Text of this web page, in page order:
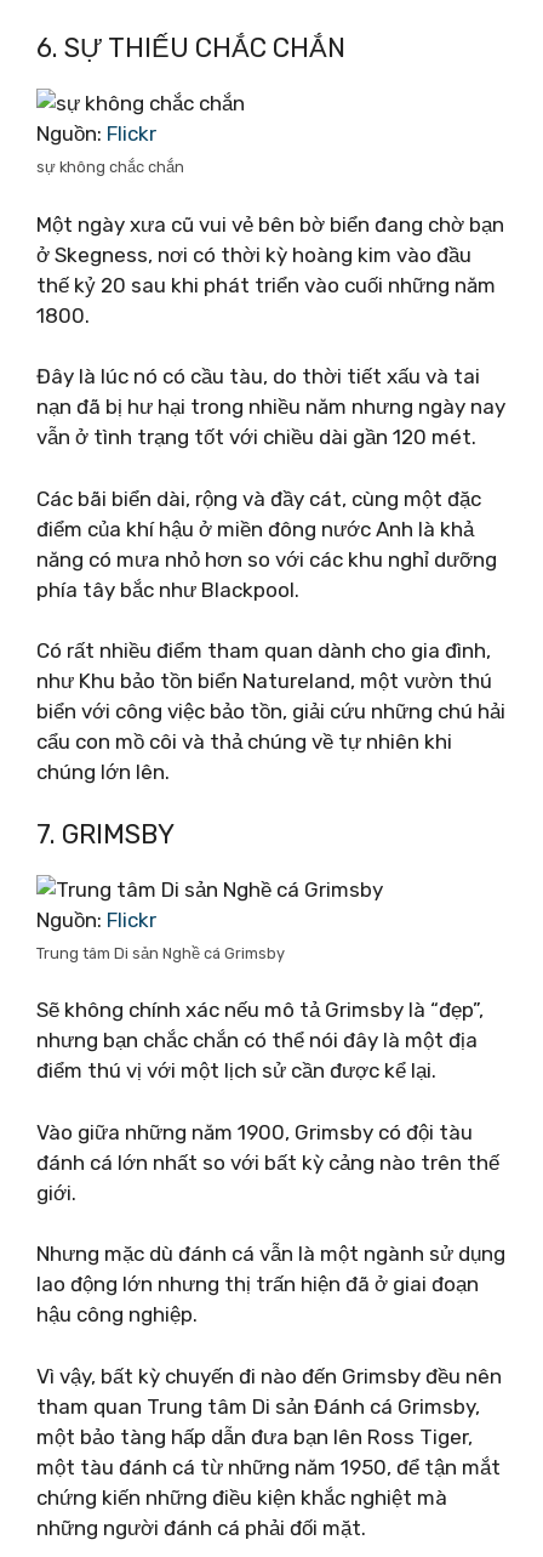
6. SỰ THIẾU CHẮC CHẮN
Nguồn: Flickr
sự không chắc chắn
Một ngày xưa cũ vui vẻ bên bờ biển đang chờ bạn
ở Skegness, nơi có thời kỳ hoàng kim vào đầu
thế kỷ 20 sau khi phát triển vào cuối những năm
1800.
Đây là lúc nó có cầu tàu, do thời tiết xấu và tai
nạn đã bị hư hại trong nhiều năm nhưng ngày nay
vẫn ở tình trạng tốt với chiều dài gần 120 mét.
Các bãi biển dài, rộng và đầy cát, cùng một đặc
điểm của khí hậu ở miền đông nước Anh là khả
năng có mưa nhỏ hơn so với các khu nghỉ dưỡng
phía tây bắc như Blackpool.
Có rất nhiều điểm tham quan dành cho gia đình,
như Khu bảo tồn biển Natureland, một vườn thú
biển với công việc bảo tồn, giải cứu những chú hải
cẩu con mồ côi và thả chúng về tự nhiên khi
chúng lớn lên.
7. GRIMSBY
Nguồn: Flickr
Trung tâm Di sản Nghề cá Grimsby
Sẽ không chính xác nếu mô tả Grimsby là “đẹp”,
nhưng bạn chắc chắn có thể nói đây là một địa
điểm thú vị với một lịch sử cần được kể lại.
Vào giữa những năm 1900, Grimsby có đội tàu
đánh cá lớn nhất so với bất kỳ cảng nào trên thế
giới.
Nhưng mặc dù đánh cá vẫn là một ngành sử dụng
lao động lớn nhưng thị trấn hiện đã ở giai đoạn
hậu công nghiệp.
Vì vậy, bất kỳ chuyến đi nào đến Grimsby đều nên
tham quan Trung tâm Di sản Đánh cá Grimsby,
một bảo tàng hấp dẫn đưa bạn lên Ross Tiger,
một tàu đánh cá từ những năm 1950, để tận mắt
chứng kiến ​​những điều kiện khắc nghiệt mà
những người đánh cá phải đối mặt.